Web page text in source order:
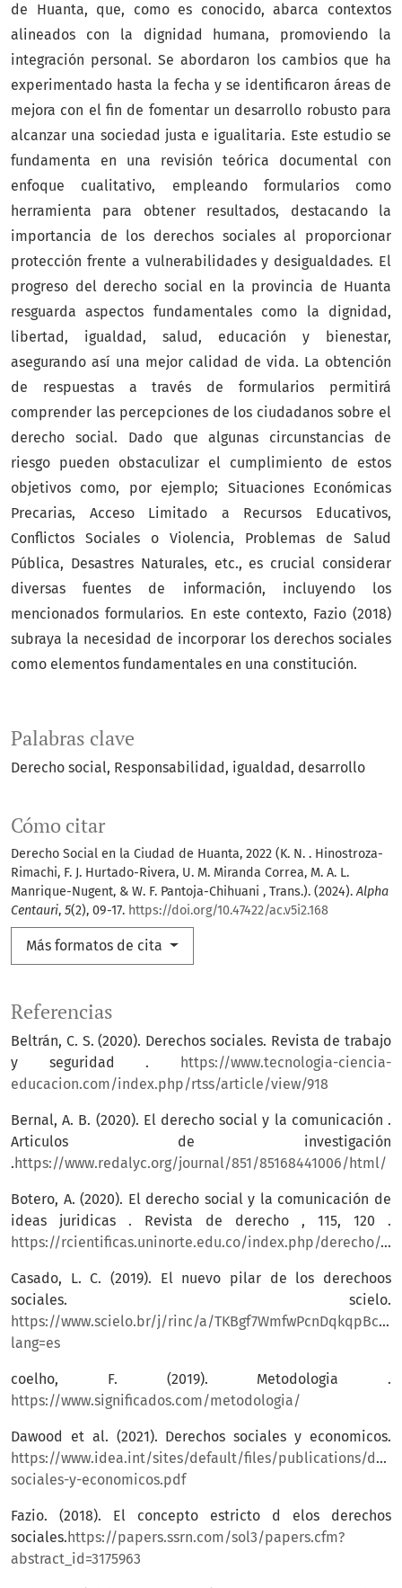
Palabras clave
Derecho social Responsabilidad igualdad desarrollo
Cómo citar
Derecho Social en la Ciudad de Huanta, 2022 (K. N. . Hinostroza-
Rimachi, F. J. Hurtado-Rivera, U. M. Miranda Correa, M. A. L.
Manrique-Nugent, & W. F. Pantoja-Chihuani , Trans.). (2024).Alpha
Centauri, 5(2), 09-17. https://doi.org/10.47422/ac.v5i2.168
Más formatos de cita
de Huanta, que, como es conocido, abarca contextos
alineados con la dignidad humana, promoviendo la
integración personal. Se abordaron los cambios que ha
experimentado hasta la fecha y se identificaron áreas de
mejora con el fin de fomentar un desarrollo robusto para
alcanzar una sociedad justa e igualitaria. Este estudio se
fundamenta en una revisión teórica documental con
enfoque cualitativo, empleando formularios como
herramienta para obtener resultados, destacando la
importancia de los derechos sociales al proporcionar
protección frente a vulnerabilidades y desigualdades. El
progreso del derecho social en la provincia de Huanta
resguarda aspectos fundamentales como la dignidad,
libertad, igualdad, salud, educación y bienestar,
asegurando así una mejor calidad de vida. La obtención
de respuestas a través de formularios permitirá
comprender las percepciones de los ciudadanos sobre el
derecho social. Dado que algunas circunstancias de
riesgo pueden obstaculizar el cumplimiento de estos
objetivos como, por ejemplo; Situaciones Económicas
Precarias, Acceso Limitado a Recursos Educativos,
Conflictos Sociales o Violencia, Problemas de Salud
Pública, Desastres Naturales, etc., es crucial considerar
diversas fuentes de información, incluyendo los
mencionados formularios. En este contexto, Fazio (2018)
subraya la necesidad de incorporar los derechos sociales
como elementos fundamentales en una constitución.
Referencias
Beltrán, C. S. (2020). Derechos sociales. Revista de trabajo
y seguridad .
https://www.tecnologia-ciencia-
educacion.com/index.php/rtss/article/view/918
Bernal, A. B. (2020). El derecho social y la comunicación .
Articulos de investigación
. https://www.redalyc.org/journal/851/85168441006/html/
Botero, A. (2020). El derecho social y la comunicación de
ideas juridicas . Revista de derecho , 115, 120 .
https://rcientificas.uninorte.edu.co/index.php/derecho/article/view/13218/214421445415
Casado, L. C. (2019). El nuevo pilar de los derechoos
sociales. scielo.
https://www.scielo.br/j/rinc/a/
lang=es
coelho, F. (2019). Metodologia .
https://www.significados.com/metodologia/
Dawood et al. (2021). Derechos sociales y economicos.
https://www.idea.int/sites/default/files/publications/
sociales-y-economicos.pdf
Fazio. (2018). El concepto estricto d elos derechos
sociales. https://papers.ssrn.com/sol3/papers.cfm?
abstract_id=3175963